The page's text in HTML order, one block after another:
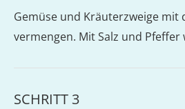
Gemüse und Kräuterzweige mit
vermengen. Mit Salz und Pfeffer
SCHRITT 3